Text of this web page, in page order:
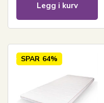
Legg i kurv
SPAR 64%